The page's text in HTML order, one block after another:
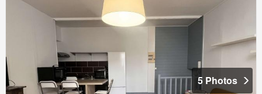
5 Photos